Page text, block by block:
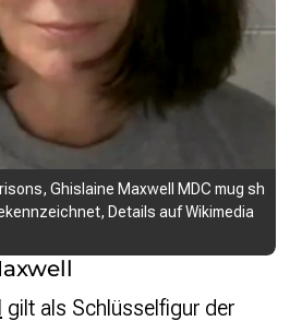
, Ghislaine Maxwell MDC mug sh
Details aufWikimedia
gilt als Schlüsselfigur der